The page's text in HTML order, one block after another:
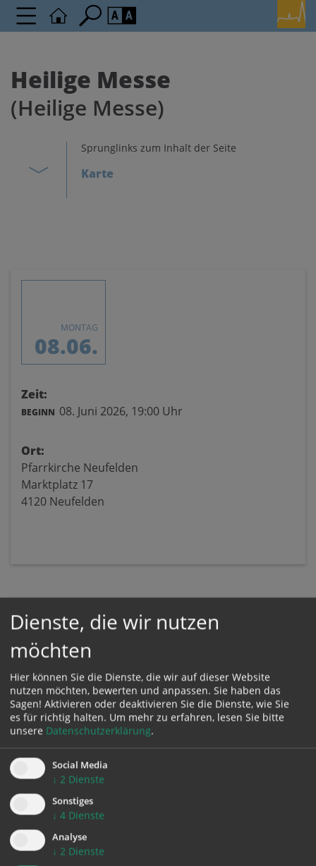
Schriftgröße
A A A
Kontrasteinstellungen
A
Heilige Messe
(Heilige Messe)
Sprunglinks zum Inhalt der Seite
Karte
MONTAG
08.06.
Zeit:
BEGINN 08. Juni 2026, 19:00 Uhr
Ort:
Pfarrkirche Neufelden
Marktplatz 17
4120 Neufelden
Karte:
Zustimmung erforderlich!
Bitte akzeptieren Sie
Cookies von Google Maps
Dienste, die wir nutzen
möchten
Hier können Sie die Dienste, die wir auf dieser Website
nutzen möchten, bewerten und anpassen. Sie haben das
Sagen! Aktivieren oder deaktivieren Sie die Dienste, wie Sie
es für richtig halten. Um mehr zu erfahren, lesen Sie bitte
unsere Datenschutzerklärung.
Social Media
↓ 2 Dienste
Sonstiges
↓ 4 Dienste
Analyse
↓ 2 Dienste